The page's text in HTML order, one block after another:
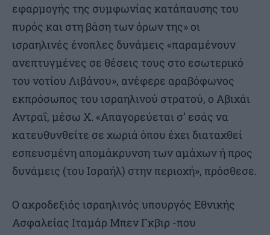
εφαρμογής της συμφωνίας κατάπαυσης του
πυρός και στη βάση των όρων της» οι
ισραηλινές ένοπλες δυνάμεις «παραμένουν
ανεπτυγμένες σε θέσεις τους στο εσωτερικό
του νοτίου Λιβάνου», ανέφερε αραβόφωνος
εκπρόσωπος του ισραηλινού στρατού, ο Αβιχάι
Αντραΐ, μέσω X. «Απαγορεύεται σ’ εσάς να
κατευθυνθείτε σε χωριά όπου έχει διαταχθεί
εσπευσμένη απομάκρυνση των αμάχων ή προς
δυνάμεις (του Ισραήλ) στην περιοχή», πρόσθεσε.
Ο ακροδεξιός ισραηλινός υπουργός Εθνικής
Ασφαλείας Ιταμάρ Μπεν Γκβιρ -που